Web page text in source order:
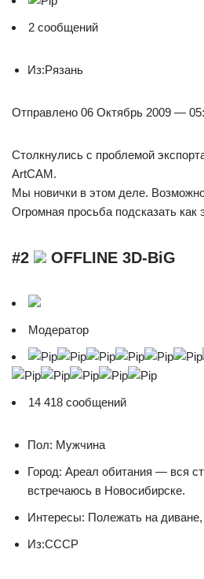
2 сообщений
Из:Рязань
Отправлено 06 Октябрь 2009 —
Столкнулись с проблемой
ArtCAM.
Мы новички в этом деле.
Огромная просьба подсказать как
#2 OFFLINE 3D-BiG
Модератор
14 418 сообщений
Пол: Мужчина
Город: Ареал обитания — вся
встречаюсь в Новосибирске.
Интересы: Полежать на
Из:СССР